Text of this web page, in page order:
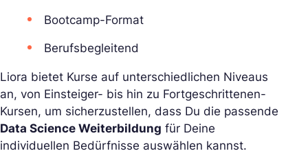
Bootcamp-Format
Berufsbegleitend
Liora bietet Kurse auf unterschiedlichen Niveaus
an, von Einsteiger- bis hin zu Fortgeschrittenen-
Kursen, um sicherzustellen, dass Du die passende
Data Science Weiterbildung für Deine
individuellen Bedürfnisse auswählen kannst.